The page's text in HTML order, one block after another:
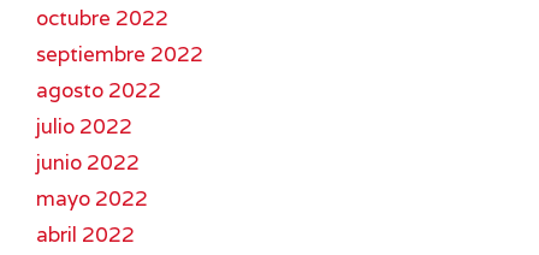
octubre 2022
septiembre 2022
agosto 2022
julio 2022
junio 2022
mayo 2022
abril 2022